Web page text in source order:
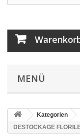
MENÜ
Kategorien
DESTOCKAGE